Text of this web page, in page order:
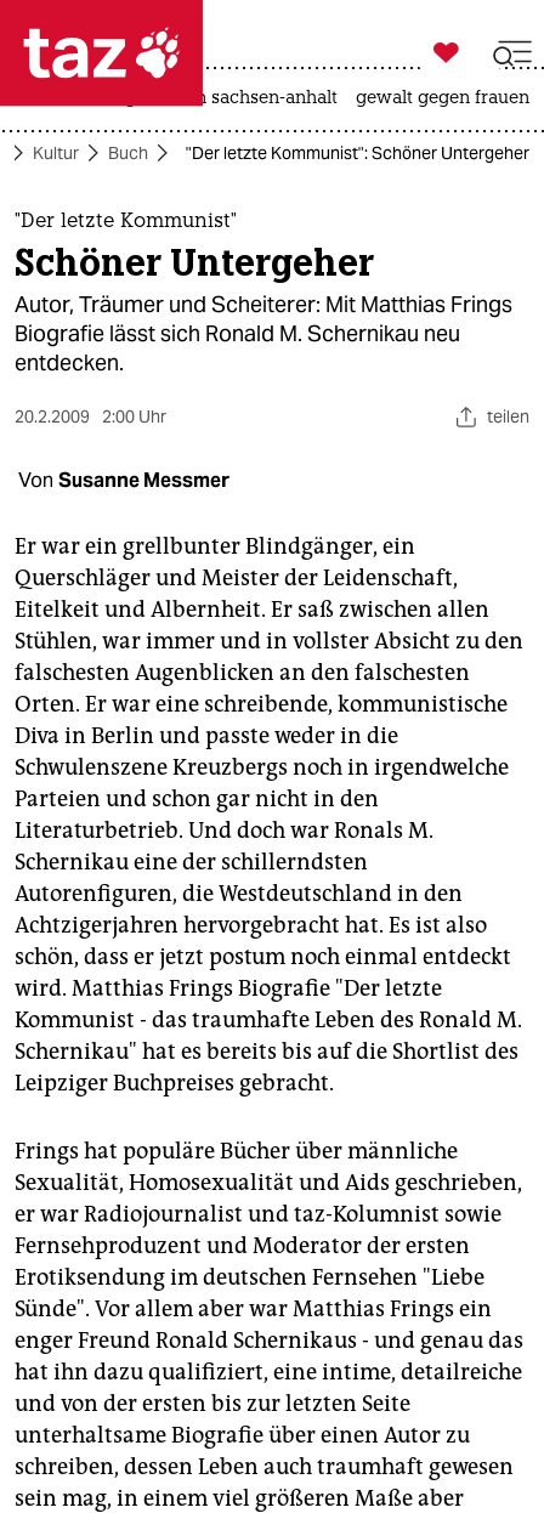
 taz zahl ich
taz zahl ich
themen
politik
öko
sport
berlin
nord
wahrheit
verlag
verlag
veranstaltungen
shop
fragen & hilfe
unterstützen
abo
genossenschaft
epaper login

taz zahl ich
landtagswahl in sachsen-anhalt gewalt gegen frauen
Kultur Buch "Der letzte Kommunist": Schöner Untergeher
"Der letzte Kommunist"
Schöner Untergeher
Autor, Träumer und Scheiterer: Mit Matthias Frings
Biografie lässt sich Ronald M. Schernikau neu
entdecken.
20.2.2009 2:00 Uhr teilen
Von Susanne Messmer
Er war ein grellbunter Blindgänger, ein
Querschläger und Meister der Leidenschaft,
Eitelkeit und Albernheit. Er saß zwischen allen
Stühlen, war immer und in vollster Absicht zu den
falschesten Augenblicken an den falschesten
Orten. Er war eine schreibende, kommunistische
Diva in Berlin und passte weder in die
Schwulenszene Kreuzbergs noch in irgendwelche
Parteien und schon gar nicht in den
Literaturbetrieb. Und doch war Ronals M.
Schernikau eine der schillerndsten
Autorenfiguren, die Westdeutschland in den
Achtzigerjahren hervorgebracht hat. Es ist also
schön, dass er jetzt postum noch einmal entdeckt
wird. Matthias Frings Biografie "Der letzte
Kommunist - das traumhafte Leben des Ronald M.
Schernikau" hat es bereits bis auf die Shortlist des
Leipziger Buchpreises gebracht.
Frings hat populäre Bücher über männliche
Sexualität, Homosexualität und Aids geschrieben,
er war Radiojournalist und taz-Kolumnist sowie
Fernsehproduzent und Moderator der ersten
Erotiksendung im deutschen Fernsehen "Liebe
Sünde". Vor allem aber war Matthias Frings ein
enger Freund Ronald Schernikaus - und genau das
hat ihn dazu qualifiziert, eine intime, detailreiche
und von der ersten bis zur letzten Seite
unterhaltsame Biografie über einen Autor zu
schreiben, dessen Leben auch traumhaft gewesen
sein mag, in einem viel größeren Maße aber